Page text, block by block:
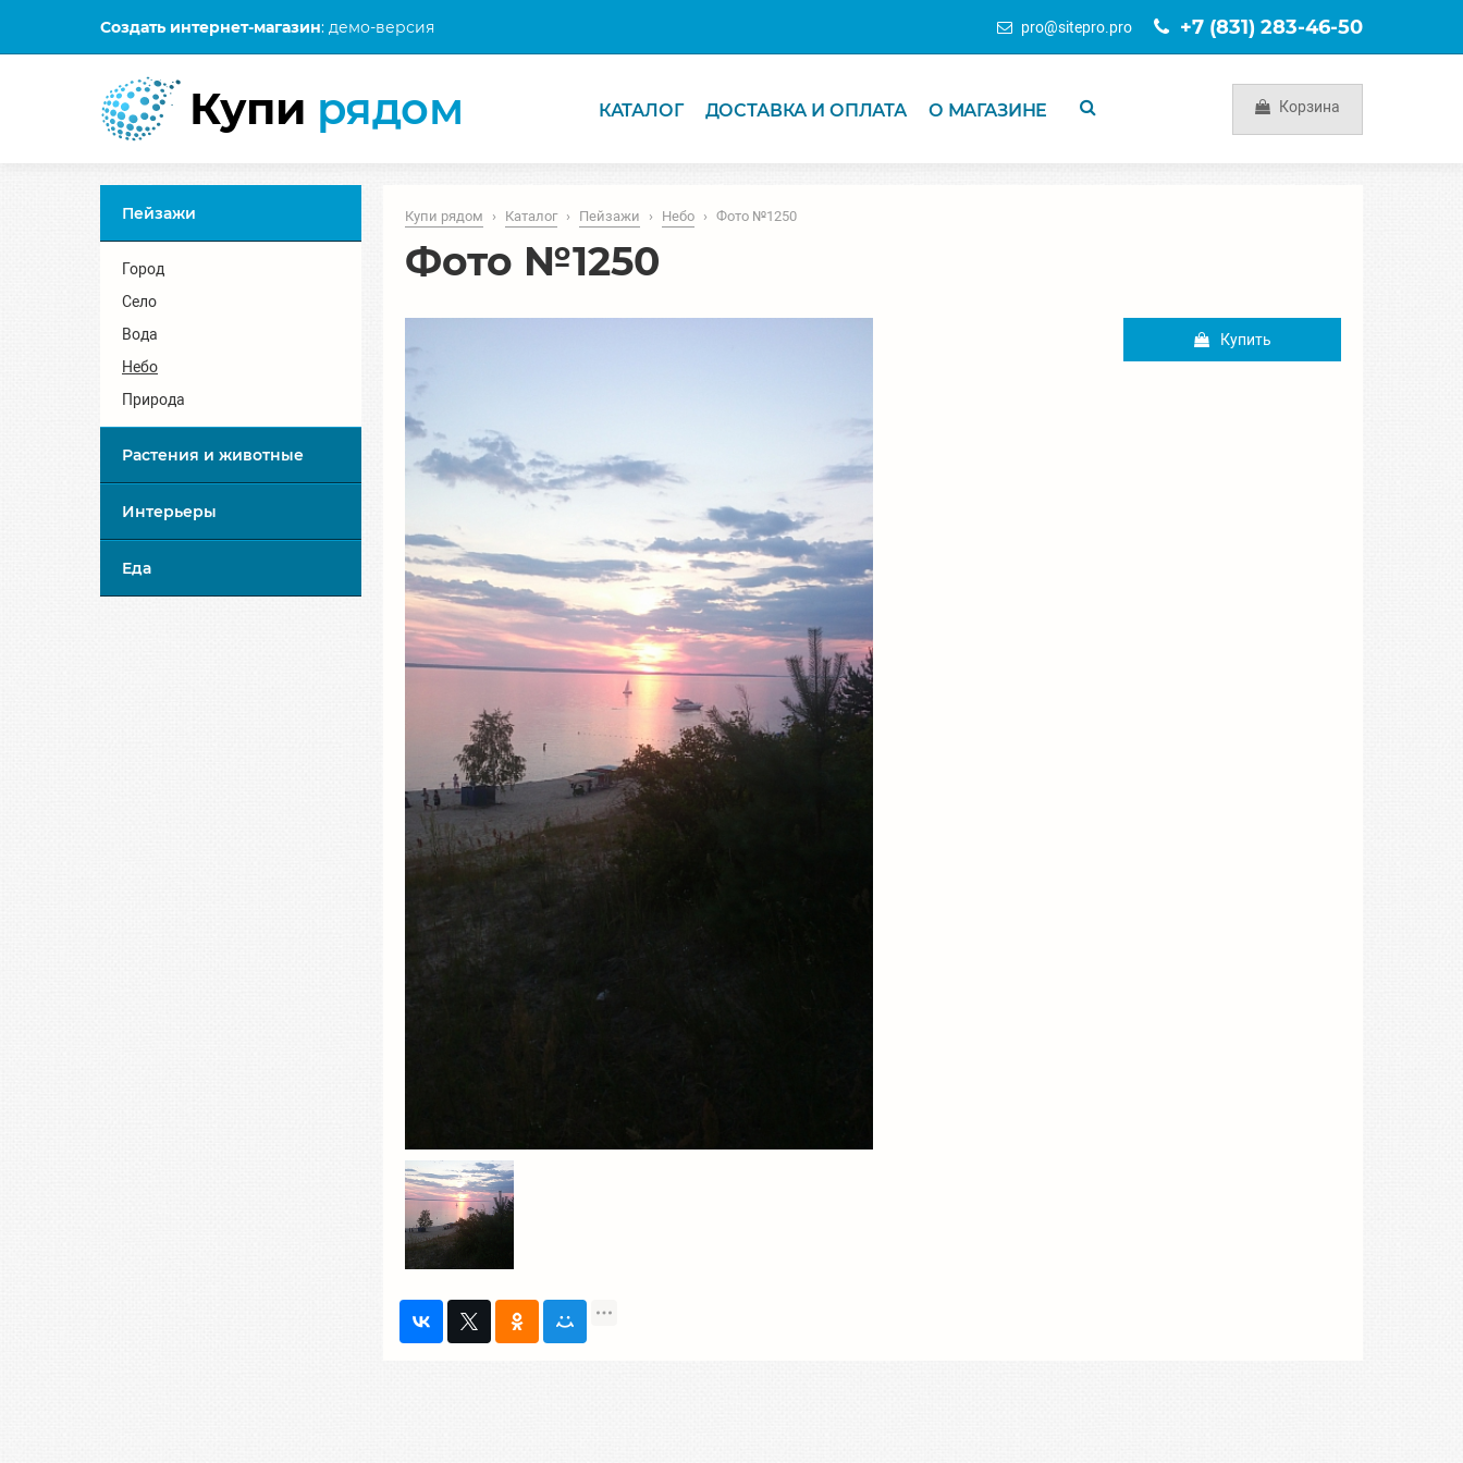
Создать интернет-магазин: демо-версия pro@sitepro.pro +7 (831) 283-46-50
Купи рядом КАТАЛОГ ДОСТАВКА И ОПЛАТА О МАГАЗИНЕ Корзина
Купи рядом › Каталог › Пейзажи › Небо › Фото №1250
Фото №1250
Купить
Пейзажи
Город
Село
Вода
Небо
Природа
Растения и животные
Интерьеры
Еда